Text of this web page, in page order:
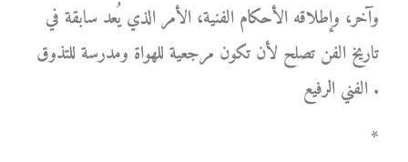
وآخر، وإطلاقه الأحكام الفنية، الأمر الذي يُعد سابقة في
تاريخ الفن تصلح لأن تكون مرجعية للهواة ومدرسة للتذوق
الفني الرفيع .
*